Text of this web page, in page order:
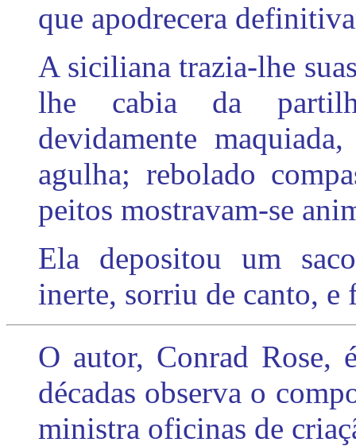
que apodrecera
A siciliana trazia-lhe
lhe cabia da
devidamente
agulha; rebolado
peitos mostravam-se
Ela depositou um
inerte, sorriu de canto, e
O autor, Conrad Rose,
décadas observa o
ministra oficinas de